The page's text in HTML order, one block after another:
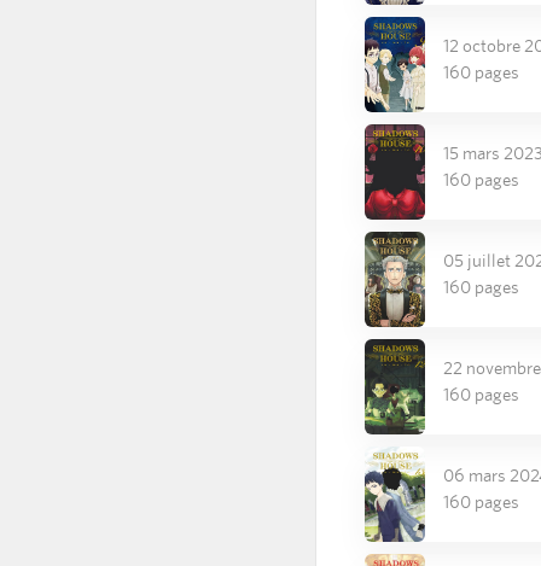
12 octobre
160 pages
15 mars 2023
160 pages
05 juillet
160 pages
22
160 pages
06 mars
160 pages